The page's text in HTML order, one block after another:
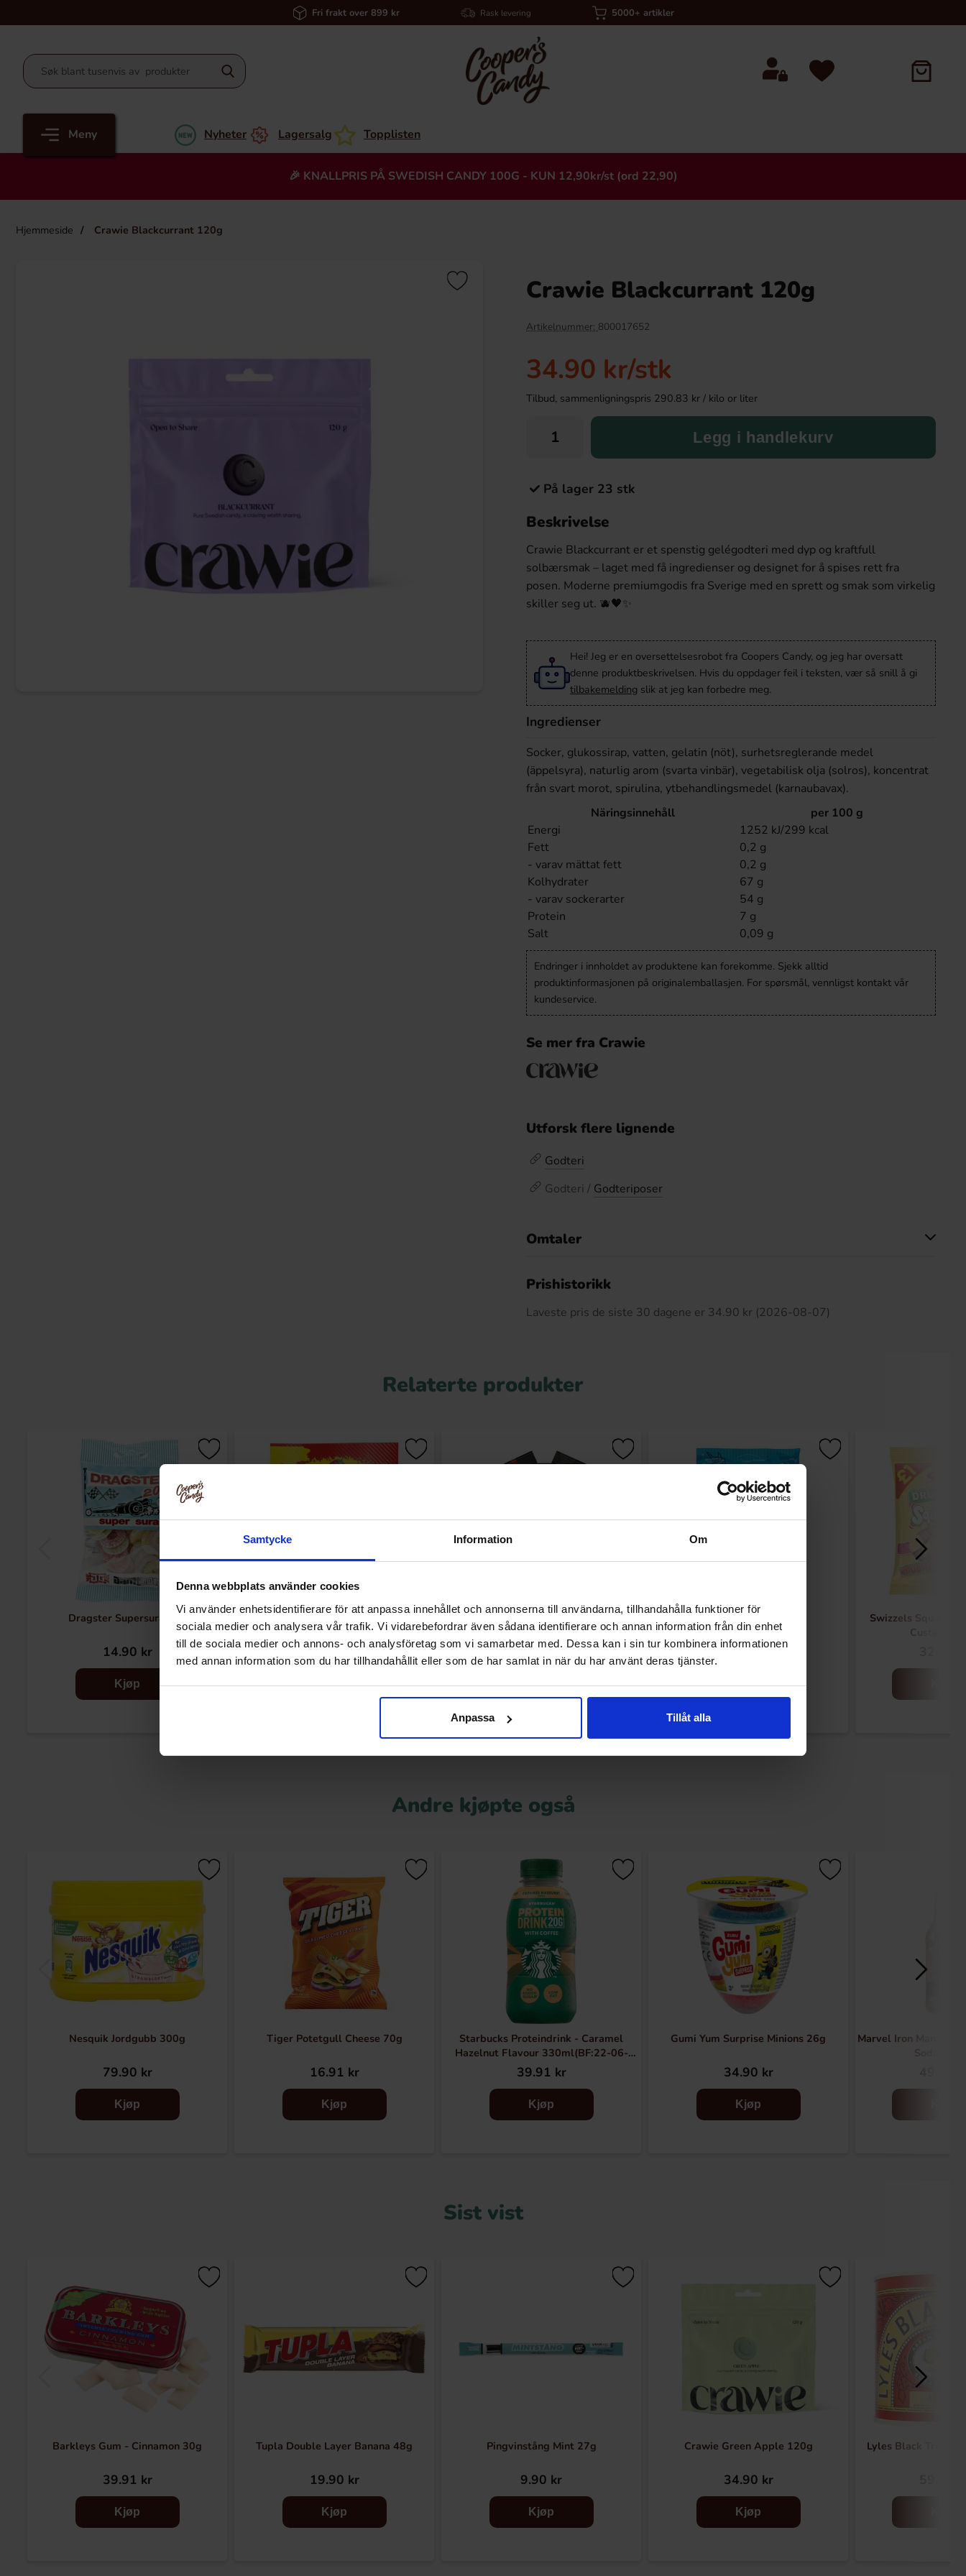
Samtycke Information Om
Denna webbplats använder cookies
Vi använder enhetsidentifierare för att anpassa innehållet och annonserna till användarna, tillhandahålla funktioner för
sociala medier och analysera vår trafik. Vi vidarebefordrar även sådana identifierare och annan information från din enhet
till de sociala medier och annons- och analysföretag som vi samarbetar med. Dessa kan i sin tur kombinera informationen
med annan information som du har tillhandahållit eller som de har samlat in när du har använt deras tjänster.
Anpassa Tillåt alla
Fri frakt over 899 kr Rask levering 5000+ artikler
Meny Nyheter Lagersalg Topplisten
🎉 KNALLPRIS PÅ SWEDISH CANDY 100G - KUN 12,90kr/st (ord 22,90)
Hjemmeside Crawie Blackcurrant 120g
Heading
34.90 kr
150g
39.91 kr
Köp
Red Bull Green Drakfrukt 25cl
38.90 kr 9.90 kr
Köp Köp
Crawie Blackcurrant 120g
Artikelnummer: 800017652
34.90 kr/stk
Tilbud, sammenligningspris 290.83 kr / kilo or liter
Legg i handlekurv
På lager 23 stk
Beskrivelse
Crawie Blackcurrant er et spenstig gelégodteri med dyp og kraftfull
solbærsmak – laget med få ingredienser og designet for å spises rett fra
posen. Moderne premiumgodis fra Sverige med en sprett og smak som virkelig
skiller seg ut. 🫐🖤✨
Hei! Jeg er en oversettelsesrobot fra Coopers Candy, og jeg har oversatt
denne produktbeskrivelsen. Hvis du oppdager feil i teksten, vær så snill å gi
tilbakemelding slik at jeg kan forbedre meg.
Ingredienser
Socker, glukossirap, vatten, gelatin (nöt), surhetsreglerande medel
(äppelsyra), naturlig arom (svarta vinbär), vegetabilisk olja (solros), koncentrat
från svart morot, spirulina, ytbehandlingsmedel (karnaubavax).
Näringsinnehåll
per 100 g
Energi
1252 kJ/299 kcal
Fett
0,2 g
- varav mättat fett
0,2 g
Kolhydrater
67 g
- varav sockerarter
54 g
Protein
7 g
Salt
0,09 g
Endringer i innholdet av produktene kan forekomme. Sjekk alltid
produktinformasjonen på originalemballasjen. For spørsmål, vennligst kontakt vår
kundeservice.
Se mer fra Crawie
Utforsk flere lignende
Godteri
Godteri / Godteriposer
Omtaler
Prishistorikk
Laveste pris de siste 30 dagene er 34.90 kr (2026-08-07)
Relaterte produkter
Dragster Supersura 65g
14.90 kr
Kjøp
Sour Patch Kids Strawberry 130g
38.90 kr
Kjøp
Peacemärke Jordgubb/Lakrits 80g x 3st
46.90 kr
Kjøp
Trolli Hajar 100g
19.90 kr
Kjøp
Swizzels
Custard
Andre kjøpte også
Nesquik Jordgubb 300g
79.90 kr
Kjøp
Tiger Potetgull Cheese 70g
16.91 kr
Kjøp
Starbucks Proteindrink - Caramel
Hazelnut Flavour 330ml(BF:22-06-
2026)
39.91 kr
Kjøp
Gumi Yum Surprise Minions 26g
34.90 kr
Kjøp
Marvel Iron Man
Sist vist
Barkleys Gum - Cinnamon 30g
39.91 kr
Kjøp
Tupla Double Layer Banana 48g
19.90 kr
Kjøp
Pingvinstång Mint 27g
9.90 kr
Kjøp
Crawie Green Apple 120g
34.90 kr
Kjøp
Lyles Black Treacle